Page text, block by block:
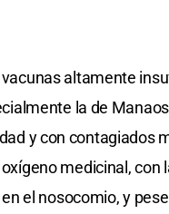
altamente
la de
y con contagiados
medicinal, con
el nosocomio, y